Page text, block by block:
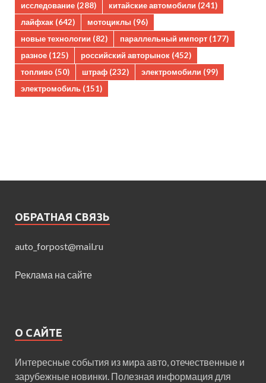
исследование (288) китайские автомобили (241)
лайфхак (642) мотоциклы (96)
новые технологии (82) параллельный импорт (177)
разное (125) российский авторынок (452)
топливо (50) штраф (232) электромобили (99)
электромобиль (151)
ОБРАТНАЯ СВЯЗЬ
auto_forpost@mail.ru
Реклама на сайте
О САЙТЕ
Интересные события из мира авто, отечественные и
зарубежные новинки. Полезная информация для